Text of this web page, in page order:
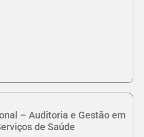
– Auditoria e Gestão em
de Saúde